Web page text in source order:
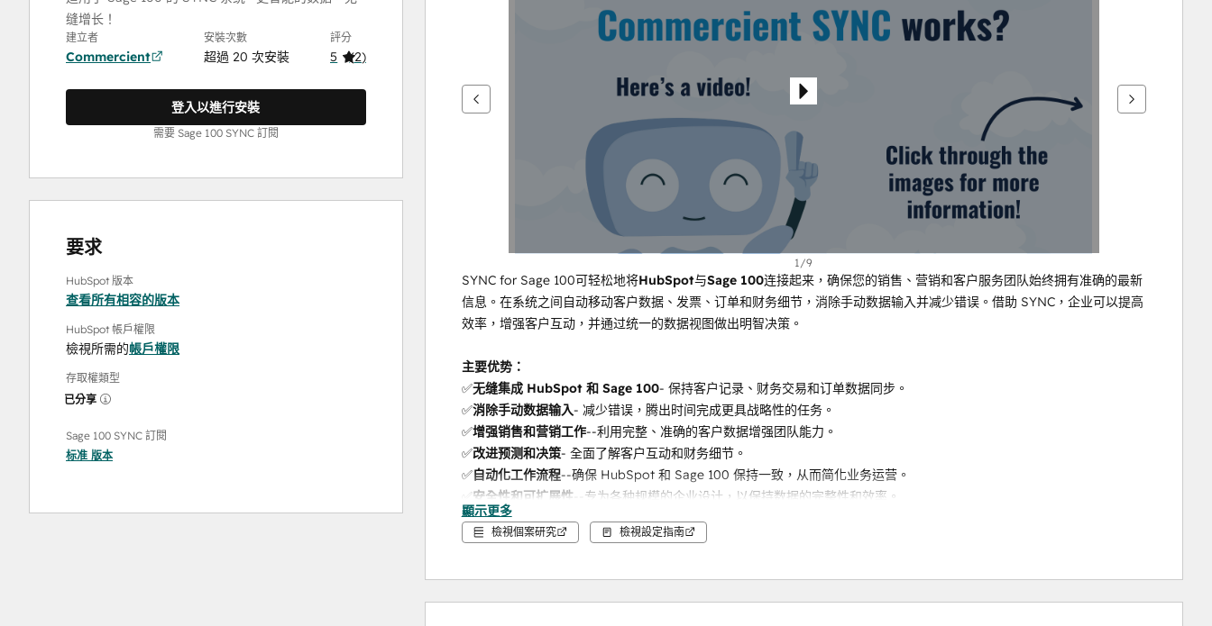
缝增长！
建立者
Commercient
安裝次數
超過 20 次安裝
評分
5 (2)
登入以進行安裝
需要 Sage 100 SYNC 訂閱
要求
HubSpot 版本
查看所有相容的版本
HubSpot 帳戶權限
檢視所需的帳戶權限
存取權類型
已分享
Sage 100 SYNC 訂閱
标准 版本
其
他
1/9
SYNC for Sage 100可轻松地将HubSpot与Sage 100连接起来，确保您的销售、营销和客户服务团队始终拥有准确的最新
信息。在系统之间自动移动客户数据、发票、订单和财务细节，消除手动数据输入并减少错误。借助 SYNC，企业可以提高
效率，增强客户互动，并通过统一的数据视图做出明智决策。
主要优势：
✅无缝集成 HubSpot 和 Sage 100- 保持客户记录、财务交易和订单数据同步。
✅消除手动数据输入- 减少错误，腾出时间完成更具战略性的任务。
✅增强销售和营销工作--利用完整、准确的客户数据增强团队能力。
✅改进预测和决策- 全面了解客户互动和财务细节。
✅自动化工作流程--确保 HubSpot 和 Sage 100 保持一致，从而简化业务运营。
✅安全性和可扩展性--专为各种规模的企业设计，以保持数据的完整性和效率。
有了SYNC for Sage 100和HubSpot，您的数据就能顺畅流动，让您的团队专注于发展业务，而不是管理数据。
如果您想了解我们的 Sage和HubSpot集成如何 脱颖而出，请观看以下视频
顯示更多
檢視個案研究 檢視設定指南